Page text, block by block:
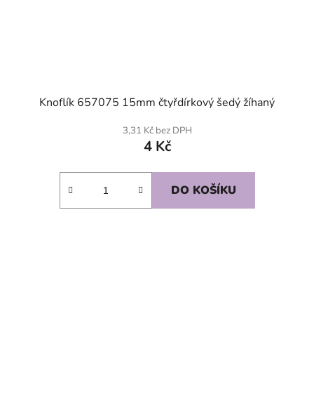
Knoflík 657075 15mm čtyřdírkový šedý žíhaný
3,31 Kč bez DPH
4 Kč
DO KOŠÍKU